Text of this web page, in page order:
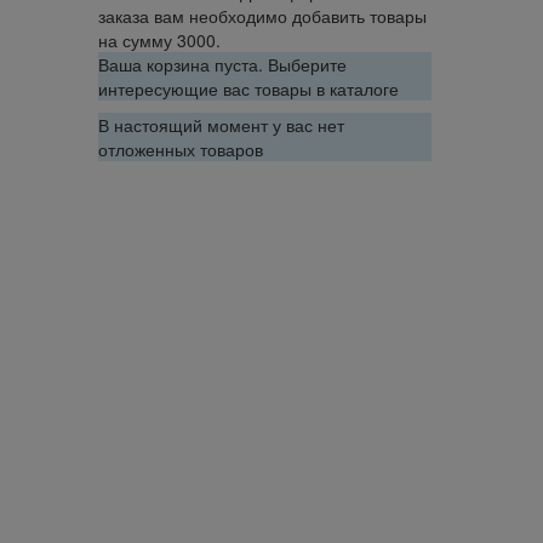
заказа вам необходимо добавить товары
на сумму 3000.
Ваша корзина пуста. Выберите
интересующие вас товары в каталоге
В настоящий момент у вас нет
отложенных товаров